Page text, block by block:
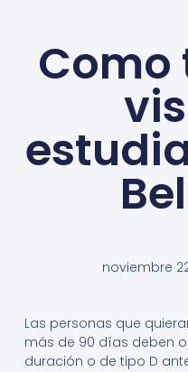
noviembre
Las personas que
más de 90 días deben
duración o de tipo D